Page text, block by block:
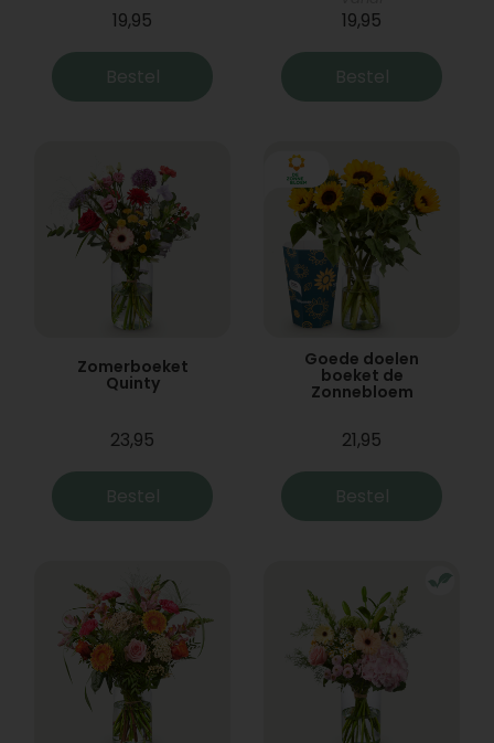
19,95
Bestel
19,95
Bestel
Zomerboeket
Quinty
23,95
Bestel
Goede doelen
boeket de
Zonnebloem
21,95
Bestel